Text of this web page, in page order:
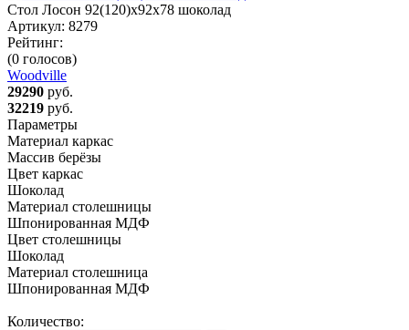
Стол Лосон 92(120)х92х78 шоколад
Артикул: 8279
Рейтинг:
(0 голосов)
Woodville
29290 руб.
32219 руб.
Параметры
Материал каркас
Массив берёзы
Цвет каркас
Шоколад
Материал столешницы
Шпонированная МДФ
Цвет столешницы
Шоколад
Материал столешница
Шпонированная МДФ
Количество: